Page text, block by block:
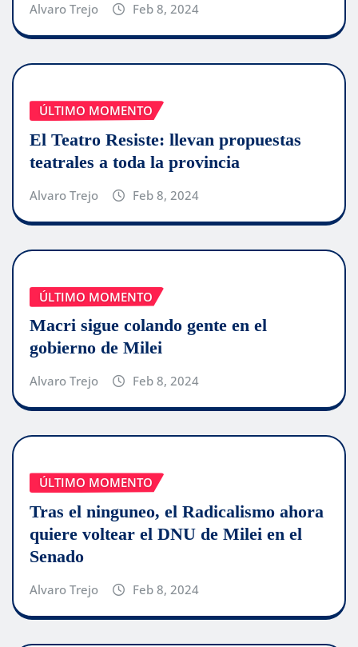
Alvaro Trejo Feb 8, 2024
ÚLTIMO MOMENTO
El Teatro Resiste: llevan propuestas
teatrales a toda la provincia
Alvaro Trejo Feb 8, 2024
ÚLTIMO MOMENTO
Macri sigue colando gente en el
gobierno de Milei
Alvaro Trejo Feb 8, 2024
ÚLTIMO MOMENTO
Tras el ninguneo, el Radicalismo ahora
quiere voltear el DNU de Milei en el
Senado
Alvaro Trejo Feb 8, 2024